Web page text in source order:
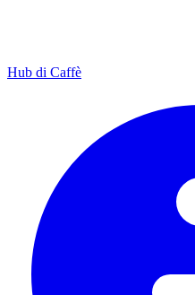
Hub di Caffè